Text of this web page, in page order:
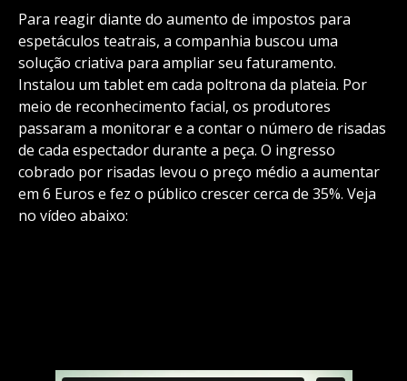
Para reagir diante do aumento de impostos para
espetáculos teatrais, a companhia buscou uma
solução criativa para ampliar seu faturamento.
Instalou um tablet em cada poltrona da plateia. Por
meio de reconhecimento facial, os produtores
passaram a monitorar e a contar o número de risadas
de cada espectador durante a peça. O ingresso
cobrado por risadas levou o preço médio a aumentar
em 6 Euros e fez o público crescer cerca de 35%. Veja
no vídeo abaixo: